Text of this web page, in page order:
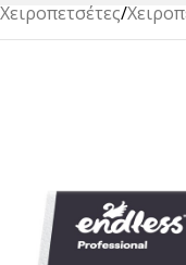
Χειροπετσέτες/